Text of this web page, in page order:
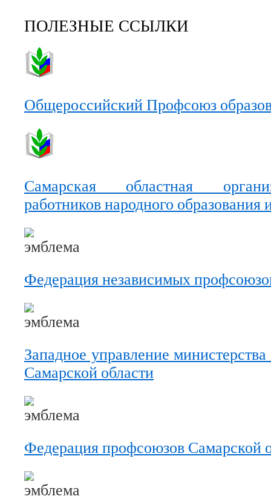
ПОЛЕЗНЫЕ ССЫЛКИ
Общероссийский Профсоюз
Самарская областная
работников народного
Федерация независимых
Западное управление
Самарской области
Федерация профсоюзов Самарской